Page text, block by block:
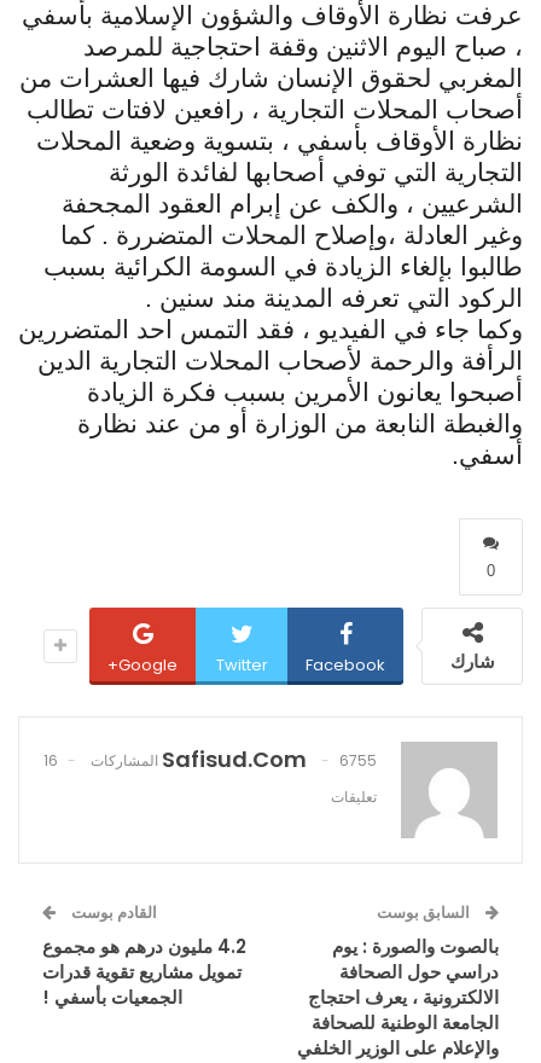
عرفت نظارة الأوقاف والشؤون الإسلامية بأسفي
، صباح اليوم الاثنين وقفة احتجاجية للمرصد
المغربي لحقوق الإنسان شارك فيها العشرات من
أصحاب المحلات التجارية ، رافعين لافتات تطالب
نظارة الأوقاف بأسفي ، بتسوية وضعية المحلات
التجارية التي توفي أصحابها لفائدة الورثة
الشرعيين ، والكف عن إبرام العقود المجحفة
وغير العادلة ،وإصلاح المحلات المتضررة . كما
طالبوا بإلغاء الزيادة في السومة الكرائية بسبب
الركود التي تعرفه المدينة مند سنين .
وكما جاء في الفيديو ، فقد التمس احد المتضررين
الرأفة والرحمة لأصحاب المحلات التجارية الدين
أصبحوا يعانون الأمرين بسبب فكرة الزيادة
والغبطة النابعة من الوزارة أو من عند نظارة
أسفي.
0
شارك Facebook
Twitter
Google+
Safisud.com 6755 المشاركات
16
تعليقات
السابق بوست
بالصوت والصورة : يوم
دراسي حول الصحافة
الالكترونية ، يعرف احتجاج
الجامعة الوطنية للصحافة
والإعلام على الوزير الخلفي
القادم بوست
4.2 مليون درهم هو مجموع
تمويل مشاريع تقوية قدرات
الجمعيات بأسفي !